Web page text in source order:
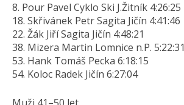
8. Pour Pavel Cyklo Ski J.Žitník 4:26:25
18. Skřivánek Petr Sagita Jičín 4:41:46
22. Žák Jiří Sagita Jičín 4:48:21
38. Mizera Martin Lomnice n.P. 5:22:31
53. Hank Tomáš Pecka 6:18:15
54. Koloc Radek Jičín 6:27:04